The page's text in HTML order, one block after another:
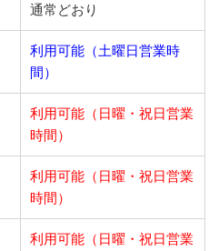
通常どおり
利用可能（土曜日営業時
間）
利用可能（日曜・祝日営業
時間）
利用可能（日曜・祝日営業
時間）
利用可能（日曜・祝日営業